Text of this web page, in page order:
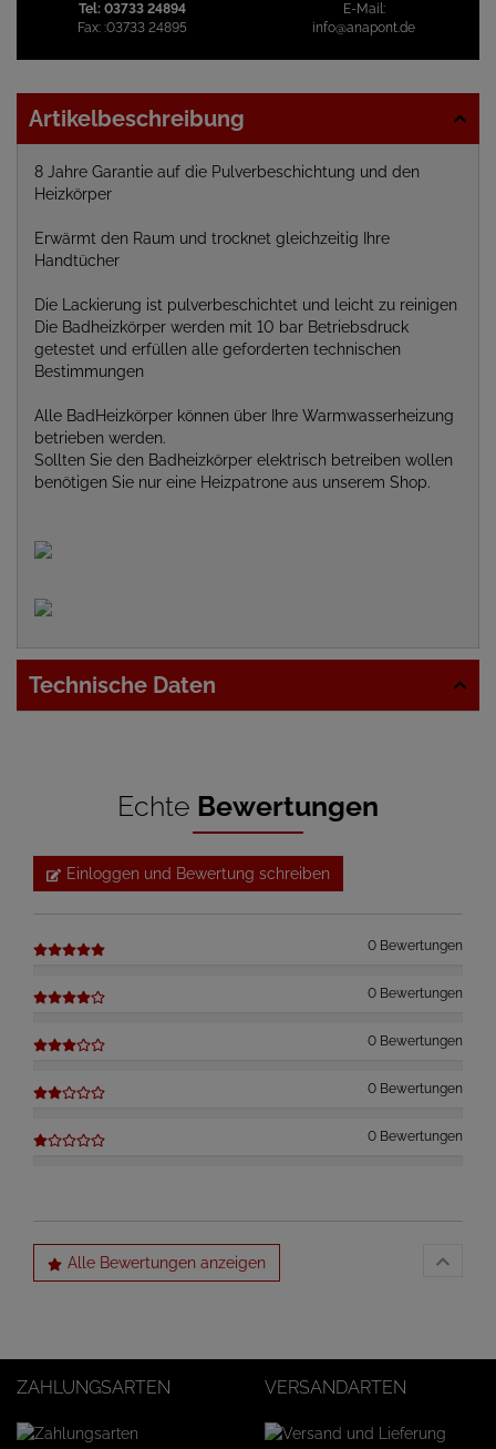
Tel: 03733 24894
Fax: :03733 24895
E-Mail:
info@anapont.de
Artikelbeschreibung
8 Jahre Garantie auf die Pulverbeschichtung und den
Heizkörper
Erwärmt den Raum und trocknet gleichzeitig Ihre
Handtücher
Die Lackierung ist pulverbeschichtet und leicht zu reinigen
Die Badheizkörper werden mit 10 bar Betriebsdruck
getestet und erfüllen alle geforderten technischen
Bestimmungen
Alle BadHeizkörper können über Ihre Warmwasserheizung
betrieben werden.
Sollten Sie den Badheizkörper elektrisch betreiben wollen
benötigen Sie nur eine Heizpatrone aus unserem Shop.
Technische Daten
Echte Bewertungen
Einloggen und Bewertung schreiben
0 Bewertungen
0 Bewertungen
0 Bewertungen
0 Bewertungen
0 Bewertungen
Alle Bewertungen anzeigen
ZAHLUNGSARTEN VERSANDARTEN